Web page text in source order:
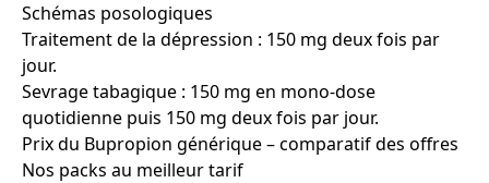
Schémas posologiques
Traitement de la dépression : 150 mg deux fois par
jour.
Sevrage tabagique : 150 mg en mono-dose
quotidienne puis 150 mg deux fois par jour.
Prix du Bupropion générique – comparatif des offres
Nos packs au meilleur tarif